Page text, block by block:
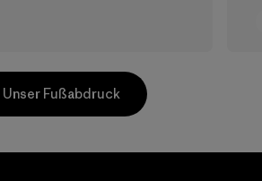
Unser Fußabdruck